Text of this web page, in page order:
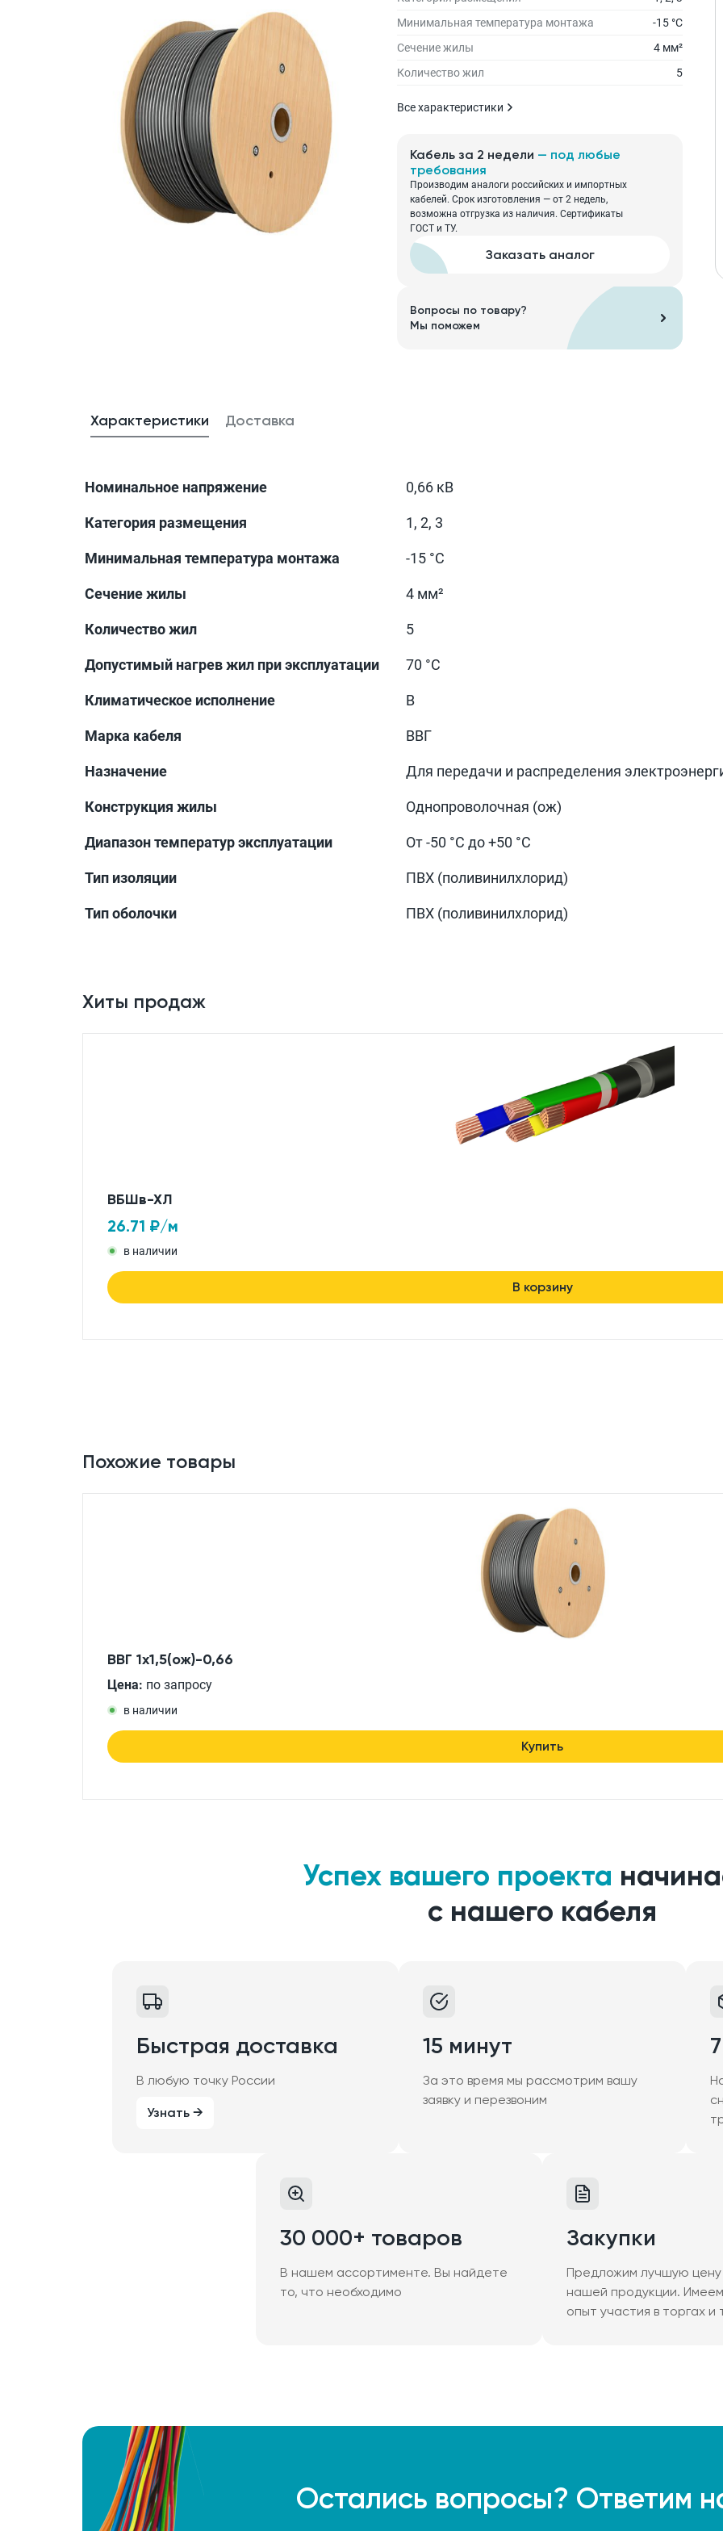
Минимальная температура монтажа
-15 °С
Сечение жилы
4 мм²
Количество жил
5
Все характеристики
Кабель за 2 недели — под любые
требования
Производим аналоги российских и импортных
кабелей. Срок изготовления — от 2 недель,
возможна отгрузка из наличия. Сертификаты
ГОСТ и ТУ.
Заказать аналог
Вопросы по товару?
Мы поможем
Характеристики Доставка
Номинальное напряжение 0,66 кВ
Категория размещения 1, 2, 3
Минимальная температура монтажа -15 °С
Сечение жилы 4 мм²
Количество жил 5
Допустимый нагрев жил при эксплуатации 70 °С
Климатическое исполнение В
Марка кабеля ВВГ
Назначение Для передачи и распределения
Конструкция жилы Однопроволочная (ож)
Диапазон температур эксплуатации От -50 °С до +50 °С
Тип изоляции ПВХ (поливинилхлорид)
Тип оболочки ПВХ (поливинилхлорид)
Хиты продаж
ВБШв-ХЛ
26.71 ₽/м
в наличии
В корзину
Похожие товары
ВВГ 1x1,5(ож)-0,66
Цена: по запросу
в наличии
Купить
Успех вашего проекта
с нашего кабеля
Быстрая доставка
В любую точку России
Узнать →
15 минут
За это время мы рассмотрим вашу
заявку и перезвоним
30 000+ товаров
В нашем ассортименте. Вы найдете
то, что необходимо
Закупки
Предложим лучшую цену
нашей продукции.
опыт участия в торгах и
Остались вопросы? Ответим